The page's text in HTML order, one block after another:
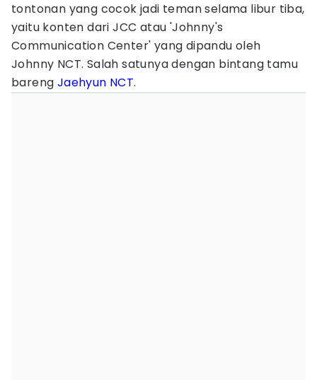
tontonan yang cocok jadi teman selama libur tiba,
yaitu konten dari JCC atau 'Johnny's
Communication Center' yang dipandu oleh
Johnny NCT. Salah satunya dengan bintang tamu
bareng Jaehyun NCT.